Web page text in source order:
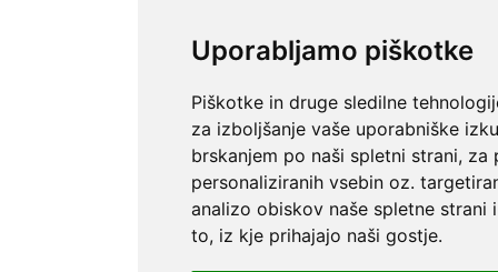
Uporabljamo piškotke
Piškotke in druge sledilne
za izboljšanje vaše uporabniške
brskanjem po naši spletni strani, za
personaliziranih vsebin oz.
analizo obiskov naše spletne strani
to, iz kje prihajajo naši gostje.